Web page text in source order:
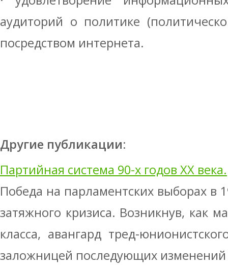
аудиторий о политике
посредством интернета.
Другие публикации:
Партийная система 90-х годов XX века.
Победа на парламентских выборах в
затяжного кризиса. Возникнув, как
класса, авангард тред-
заложницей последующих изменений